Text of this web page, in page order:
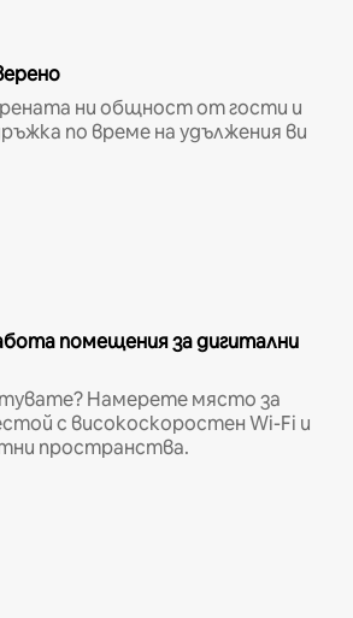
ни общност от гости и
по време на удължения ви
помещения за дигитални
Намерете място за
с високоскоростен Wi-Fi и
пространства.